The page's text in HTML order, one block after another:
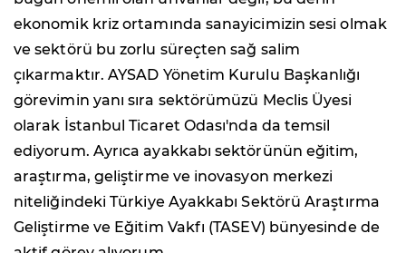
ekonomik kriz ortamında sanayicimizin sesi olmak
ve sektörü bu zorlu süreçten sağ salim
çıkarmaktır. AYSAD Yönetim Kurulu Başkanlığı
görevimin yanı sıra sektörümüzü Meclis Üyesi
olarak İstanbul Ticaret Odası'nda da temsil
ediyorum. Ayrıca ayakkabı sektörünün eğitim,
araştırma, geliştirme ve inovasyon merkezi
niteliğindeki Türkiye Ayakkabı Sektörü Araştırma
Geliştirme ve Eğitim Vakfı (TASEV) bünyesinde de